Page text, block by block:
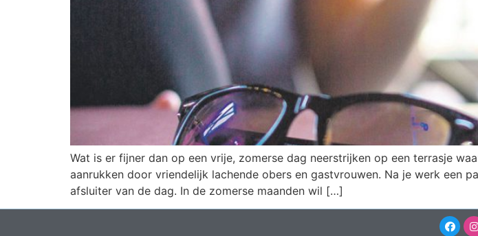
Wat is er fijner dan op een vrije, zomerse dag neerstrijken op een terrasje
aanrukken door vriendelijk lachende obers en gastvrouwen. Na je werk een
afsluiter van de dag. In de zomerse maanden wil […]